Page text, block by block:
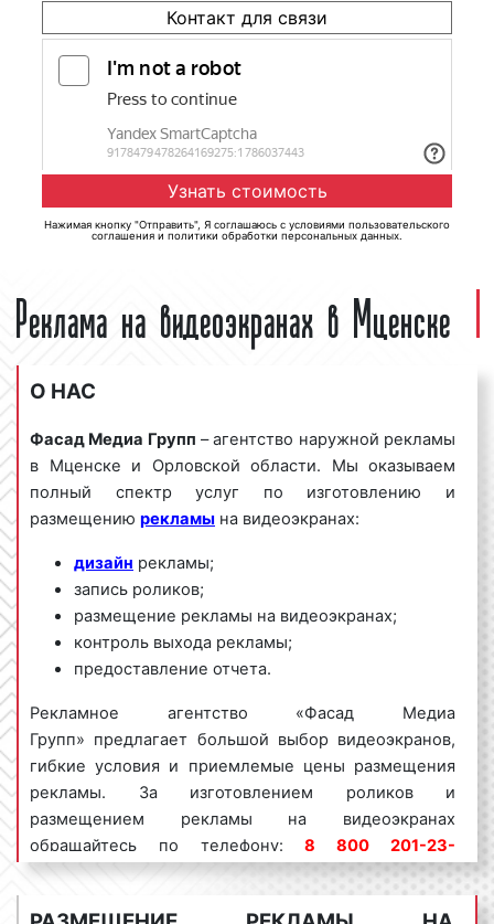
Нажимая кнопку "Отправить", Я соглашаюсь с условиями пользовательского
соглашения и политики обработки персональных данных
Реклама на видеоэкранах в Мценске
О НАС
Фасад Медиа Групп – агентство наружной рекламы
в Мценске и Орловской области. Мы оказываем
полный спектр услуг по изготовлению и
размещению рекламы на видеоэкранах:
дизайн рекламы;
запись роликов;
размещение рекламы на видеоэкранах;
контроль выхода рекламы;
предоставление отчета.
Рекламное агентство «Фасад Медиа
Групп» предлагает большой выбор видеоэкранов,
гибкие условия и приемлемые цены размещения
рекламы. За изготовлением роликов и
размещением рекламы на видеоэкранах
обращайтесь по телефону:8 800 201-23-
74 или оставьте заявку на сайте.Размещение
рекламы «под ключ» гарантируем!